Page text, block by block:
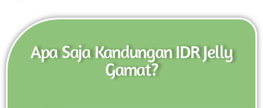
Apa Saja Kandungan IDR Jelly
Gamat?